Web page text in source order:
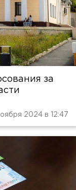
за
2024 в 12:47